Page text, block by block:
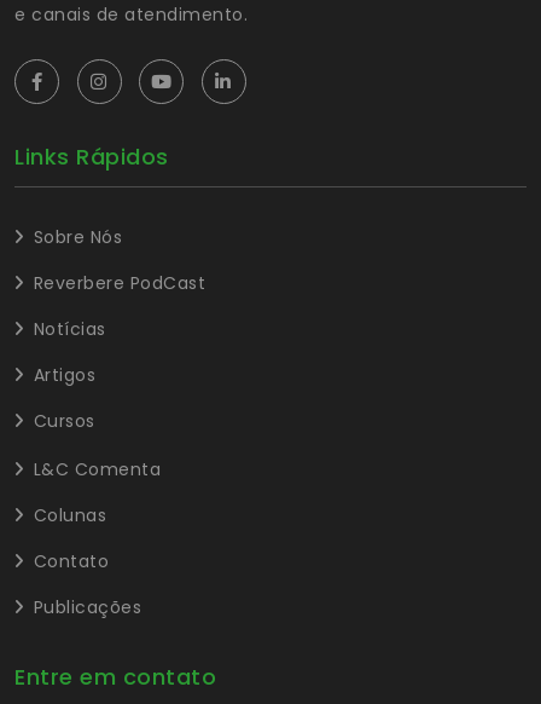
e canais de atendimento.
Links Rápidos
Sobre Nós
Reverbere PodCast
Notícias
Artigos
Cursos
L&C Comenta
Colunas
Contato
Publicações
Entre em contato